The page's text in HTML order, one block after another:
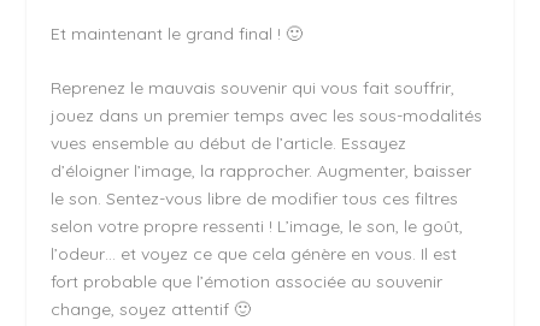
Et maintenant le grand final ! 🙂
Reprenez le mauvais souvenir qui vous fait souffrir,
jouez dans un premier temps avec les sous-modalités
vues ensemble au début de l’article. Essayez
d’éloigner l’image, la rapprocher. Augmenter, baisser
le son. Sentez-vous libre de modifier tous ces filtres
selon votre propre ressenti ! L’image, le son, le goût,
l’odeur… et voyez ce que cela génère en vous. Il est
fort probable que l’émotion associée au souvenir
change, soyez attentif 🙂